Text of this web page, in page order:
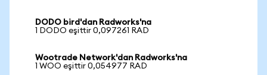
DODO bird'dan Radworks'na
1 DODO eşittir 0,097261 RAD
Wootrade Network'dan Radworks'na
1 WOO eşittir 0,054977 RAD